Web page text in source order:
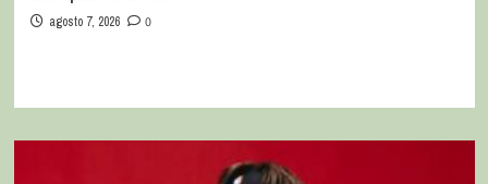
agosto 7, 2026 0